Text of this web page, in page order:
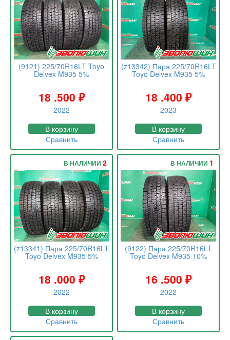
(9121) 225/70R16LT Toyo
Delvex M935 5%
18 .500 ₽
2022
В корзину
Сравнить
(z13342) Пара 225/70R16LT
Toyo Delvex M935 5%
18 .400₽
2023
В корзину
Сравнить
(z13341) Пара 225/70R16LT
Toyo Delvex M935 5%
18 .000 ₽
2022
В НАЛИЧИИ 2
В корзину
Сравнить
(9122) Пара 225/70R16LT
Toyo Delvex M935 10%
16 .500₽
2022
В НАЛИЧИИ 1
В корзину
Сравнить